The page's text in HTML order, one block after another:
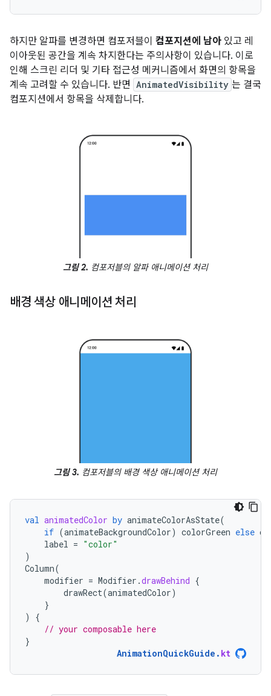
하지만 알파를 변경하면 컴포저블이 컴포지션에 남아 있고 레
이아웃된 공간을 계속 차지한다는 주의사항이 있습니다. 이로
인해 스크린 리더 및 기타 접근성 메커니즘에서 화면의 항목을
계속 고려할 수 있습니다. 반면 AnimatedVisibility 는 결국
컴포지션에서 항목을 삭제합니다.
그림 2. 컴포저블의 알파 애니메이션 처리
배경 색상 애니메이션 처리
그림 3. 컴포저블의 배경 색상 애니메이션 처리
val animatedColor by animateColorAsState(
if (animateBackgroundColor) colorGreen else
label = "color"
)
Column(
modifier = Modifier .drawBehind {
drawRect(animatedColor)
}
)
{
// your composable here
}
AnimationQuickGuide . kt